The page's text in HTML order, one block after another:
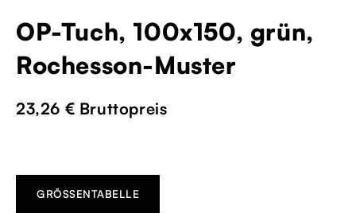
OP-Tuch, 100x150, grün,
Rochesson-Muster
23,26 € Bruttopreis
GRÖSSENTABELLE